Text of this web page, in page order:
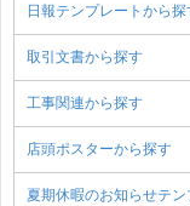
日報テンプレートから探
取引文書から探す
工事関連から探す
店頭ポスターから探す
夏期休暇のお知らせテ